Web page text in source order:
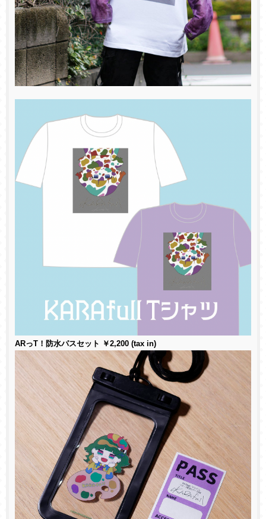
ARっT！防水パスセット ￥2,200 (tax in)